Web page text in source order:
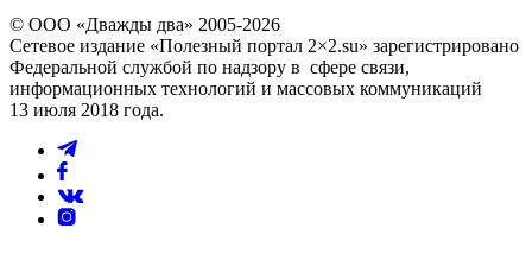
© ООО «Дважды два» 2005-2026
Сетевое издание «Полезный портал 2×2.su» зарегистрировано
Федеральной службой по надзору в сфере связи,
информационных технологий и массовых коммуникаций
13 июля 2018 года.